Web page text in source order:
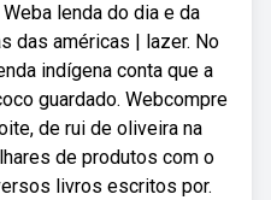
lenda do dia e da
das américas | lazer. No
indígena conta que a
guardado. Webcompre
de rui de oliveira na
de produtos com o
livros escritos por.